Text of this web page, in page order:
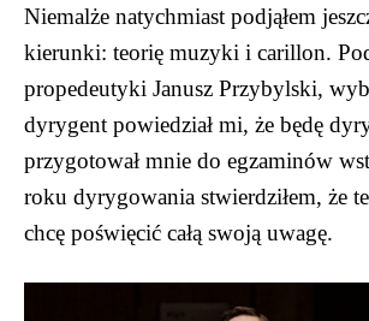
Niemalże natychmiast podjąłem
kierunki: teorię muzyki i carillon.
propedeutyki Janusz Przybylski,
dyrygent powiedział mi, że będę
przygotował mnie do egzaminów
roku dyrygowania stwierdziłem, że
chcę poświęcić całą swoją uwagę.